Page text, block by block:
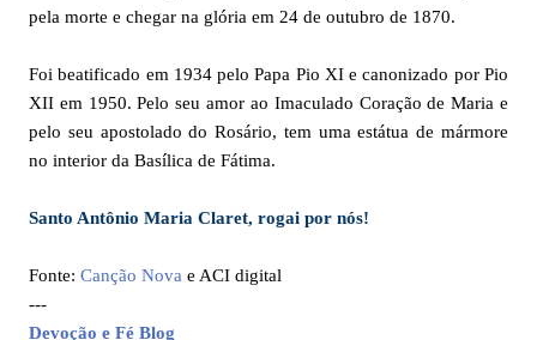
pela morte e chegar na glória em 24 de outubro de 1870.
Foi beatificado em 1934 pelo Papa Pio XI e canonizado por Pio
XII em 1950. Pelo seu amor ao Imaculado Coração de Maria e
pelo seu apostolado do Rosário, tem uma estátua de mármore
no interior da Basílica de Fátima.
Santo Antônio Maria Claret, rogai por nós!
Fonte: Canção Nova e ACI digital
---
Devoção e Fé Blog